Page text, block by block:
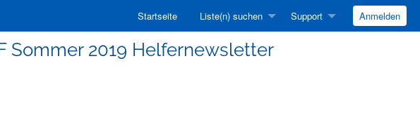
Startseite Liste(n) suchen Support Anmelden
Sommer 2019 Helfernewsletter